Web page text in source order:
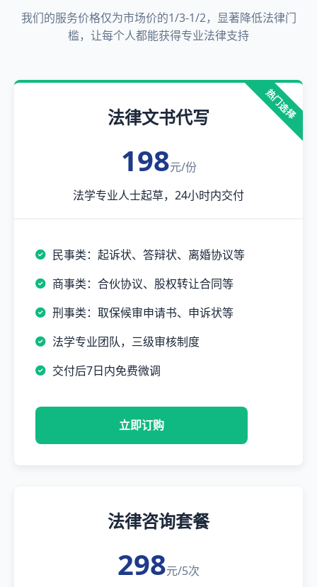
我们的服务价格仅为市场价的1/3-1/2，显著降低法律门
槛，让每个人都能获得专业法律支持
热门选择
法律文书代写
198元/份
法学专业人士起草，24小时内交付
民事类：起诉状、答辩状、离婚协议等
商事类：合伙协议、股权转让合同等
刑事类：取保候审申请书、申诉状等
法学专业团队，三级审核制度
交付后7日内免费微调
立即订购
法律咨询套餐
298元/5次